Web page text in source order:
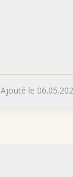
Ajouté le